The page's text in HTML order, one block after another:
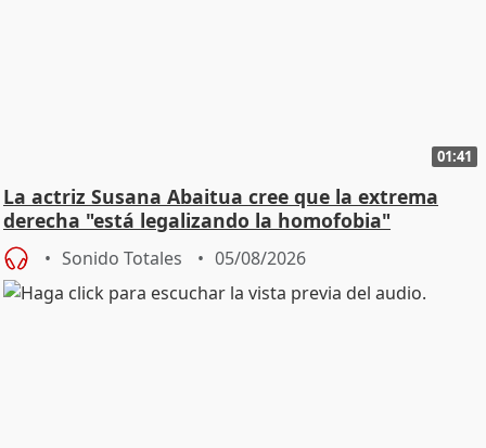
01:41
La actriz Susana Abaitua cree que la extrema
derecha "está legalizando la homofobia"
Sonido Totales 05/08/2026